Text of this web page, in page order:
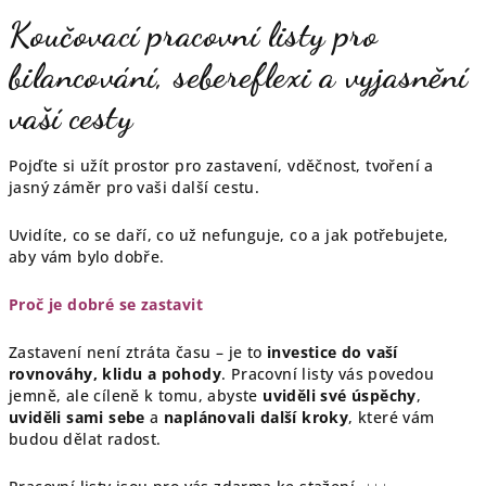
Koučovací pracovní listy pro
bilancování, sebereflexi a vyjasnění
vaší cesty
Pojďte si užít prostor pro zastavení, vděčnost, tvoření a
jasný záměr pro vaši další cestu.
Uvidíte, co se daří, co už nefunguje, co a jak potřebujete,
aby vám bylo dobře.
Proč je dobré se zastavit
Zastavení není ztráta času – je to investice do vaší
rovnováhy, klidu a pohody. Pracovní listy vás povedou
jemně, ale cíleně k tomu, abyste uviděli své úspěchy,
uviděli sami sebe a naplánovali další kroky, které vám
budou dělat radost.